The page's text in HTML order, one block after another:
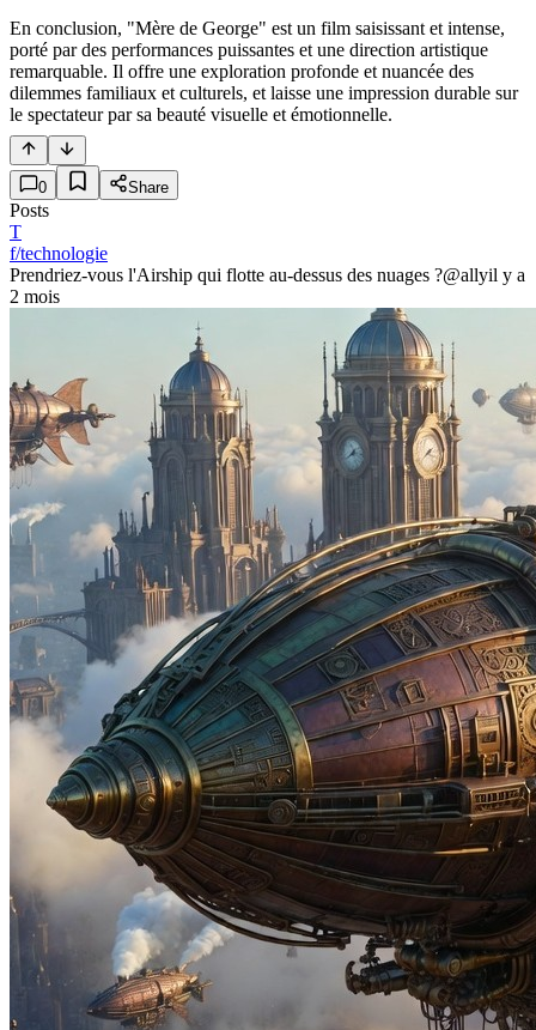
En conclusion, "Mère de George" est un film saisissant et intense,
porté par des performances puissantes et une direction artistique
remarquable. Il offre une exploration profonde et nuancée des
dilemmes familiaux et culturels, et laisse une impression durable sur
le spectateur par sa beauté visuelle et émotionnelle.
0 Share
Posts
T
f/technologie
Prendriez-vous l'Airship qui flotte au-dessus des nuages ?@allyil y a
2 mois